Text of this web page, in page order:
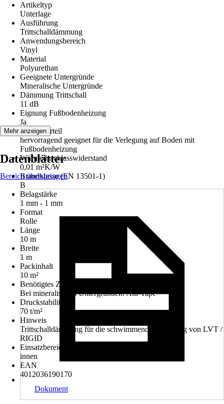
Artikeltyp
Unterlage
Ausführung
Trittschalldämmung
Anwendungsbereich
Vinyl
Material
Polyurethan
Geeignete Untergründe
Mineralische Untergründe
Dämmung Trittschall
11 dB
Eignung Fußbodenheizung
Ja
Artikelvorteil
hervorragend geeignet für die Verlegung auf Boden mit
Fußbodenheizung
Wärmedurchlasswiderstand
0,01 m²K/W
Brandklasse (EN 13501-1)
B
Belagstärke
1 mm - 1 mm
Format
Rolle
Länge
10 m
Breite
1 m
Packinhalt
10 m²
Benötigtes Zubehör
Bei mineralischen Untergründen: Alu-Tape
Druckstabilität
70 t/m²
Hinweis
Trittschalldämmung für die schwimmende Verlegung von LVT /
RIGID
Einsatzbereich
innen
EAN
4012036190170
Mehr anzeigen
Datenblätter
Bereich überspringen
Dokument